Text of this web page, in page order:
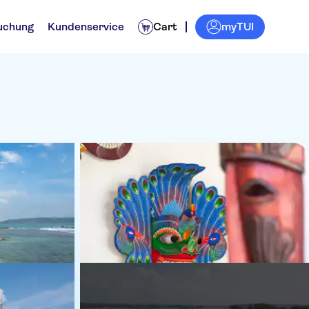
Kundenservice Cart myTUI